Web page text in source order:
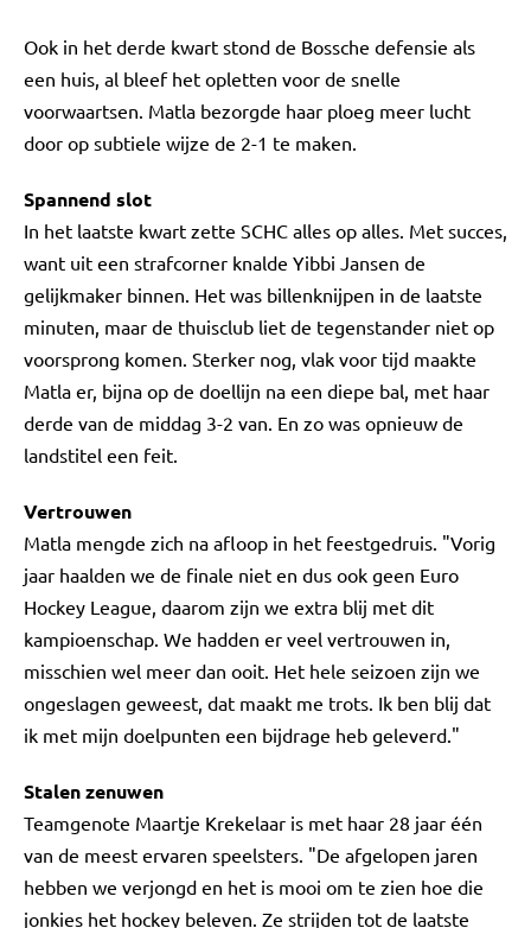
Ook in het derde kwart stond de Bossche defensie als
een huis, al bleef het opletten voor de snelle
voorwaartsen. Matla bezorgde haar ploeg meer lucht
door op subtiele wijze de 2-1 te maken.
Spannend slot
In het laatste kwart zette SCHC alles op alles. Met succes,
want uit een strafcorner knalde Yibbi Jansen de
gelijkmaker binnen. Het was billenknijpen in de laatste
minuten, maar de thuisclub liet de tegenstander niet op
voorsprong komen. Sterker nog, vlak voor tijd maakte
Matla er, bijna op de doellijn na een diepe bal, met haar
derde van de middag 3-2 van. En zo was opnieuw de
landstitel een feit.
Vertrouwen
Matla mengde zich na afloop in het feestgedruis. "Vorig
jaar haalden we de finale niet en dus ook geen Euro
Hockey League, daarom zijn we extra blij met dit
kampioenschap. We hadden er veel vertrouwen in,
misschien wel meer dan ooit. Het hele seizoen zijn we
ongeslagen geweest, dat maakt me trots. Ik ben blij dat
ik met mijn doelpunten een bijdrage heb geleverd."
Stalen zenuwen
Teamgenote Maartje Krekelaar is met haar 28 jaar één
van de meest ervaren speelsters. "De afgelopen jaren
hebben we verjongd en het is mooi om te zien hoe die
jonkies het hockey beleven. Ze strijden tot de laatste